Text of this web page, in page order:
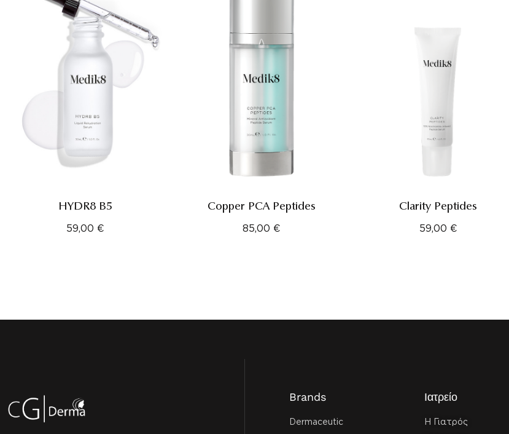
HYDR8 B5
59,00 €
Copper PCA Peptides
85,00 €
Clarity Peptides
59,00 €
Brands
Dermaceutic
Ιατρείο
Η Γιατρός